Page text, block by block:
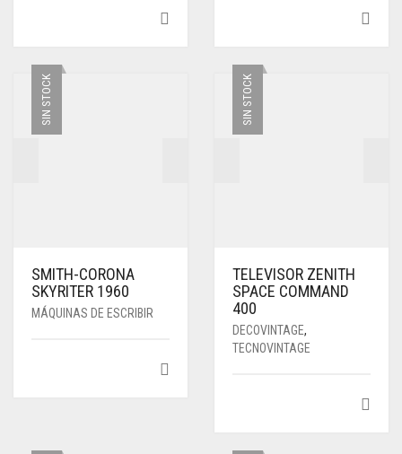
SIN STOCK
SMITH-CORONA
SKYRITER 1960
MÁQUINAS DE ESCRIBIR
SIN STOCK
TELEVISOR ZENITH
SPACE COMMAND
400
DECOVINTAGE,
TECNOVINTAGE